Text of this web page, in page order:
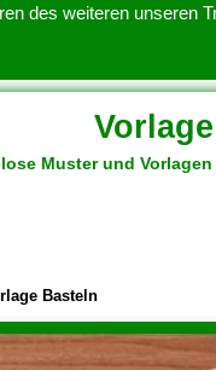
des weiteren
Muster und
Basteln